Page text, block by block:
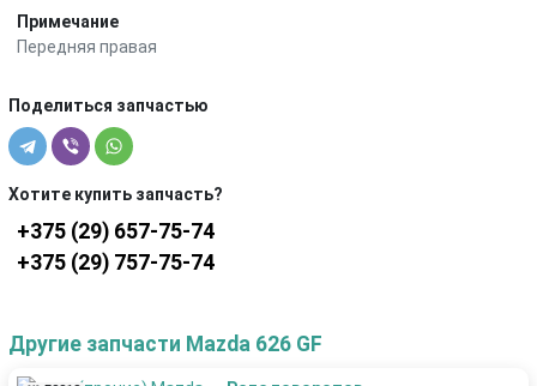
Примечание
Передняя правая
Поделиться запчастью
Хотите купить запчасть?
+375 (29) 657-75-74
+375 (29) 757-75-74
Другие запчасти Mazda 626 GF